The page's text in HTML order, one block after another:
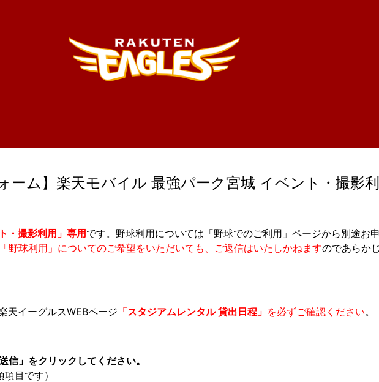
ーム】楽天モバイル 最強パーク宮城 イベント・撮影
・撮影利用」専用です。野球利用については「野球でのご利用」ページから別途お
野球利用」についてのご希望をいただいても、ご返信はいたしかねますのであらか
天イーグルスWEBページ 「スタジアムレンタル 貸出日程」 を必ずご確認ください。
信」をクリックしてください。
目です）